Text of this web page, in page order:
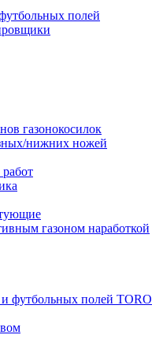
полей
газонокосилок
нижних ножей
газоном наработкой
футбольных полей TORO